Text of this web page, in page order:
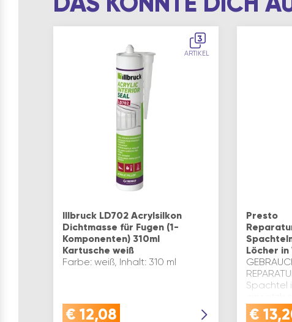
3
ARTIKEL
Illbruck LD702 Acrylsilkon
Dichtmasse für Fugen (1-
Komponenten) 310ml
Kartusche weiß
Farbe: weiß, Inhalt: 310 ml
€ 12,08
Presto
Löcher in
Spachtel
Füllkraft
zum
€